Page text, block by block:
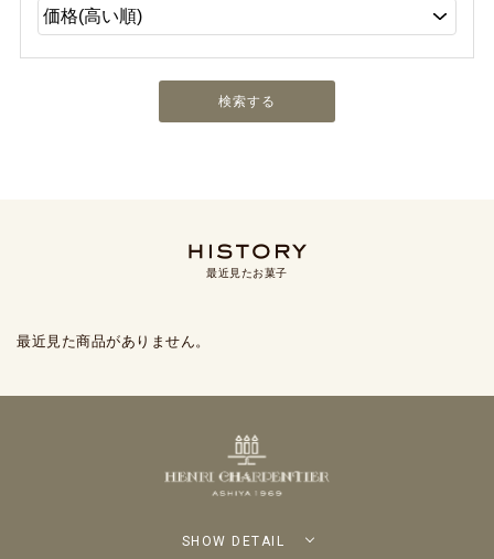
最近見たお菓子
最近見た商品がありません。
SHOW DETAIL